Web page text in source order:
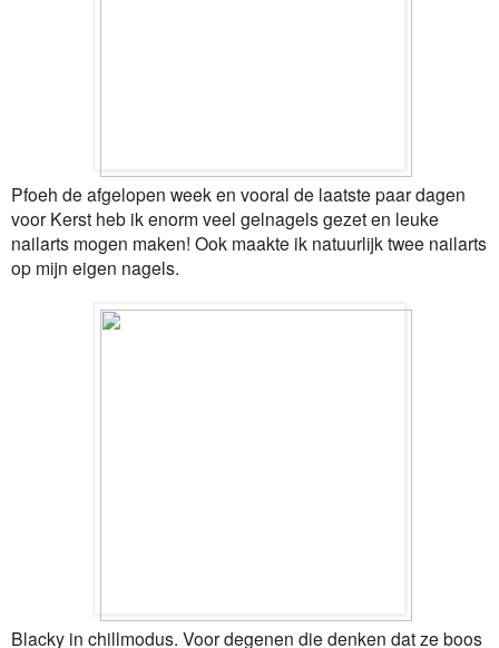
Pfoeh de afgelopen week en vooral de laatste paar dagen
voor Kerst heb ik enorm veel gelnagels gezet en leuke
nailarts mogen maken! Ook maakte ik natuurlijk twee nailarts
op mijn eigen nagels.
Blacky in chillmodus. Voor degenen die denken dat ze boos